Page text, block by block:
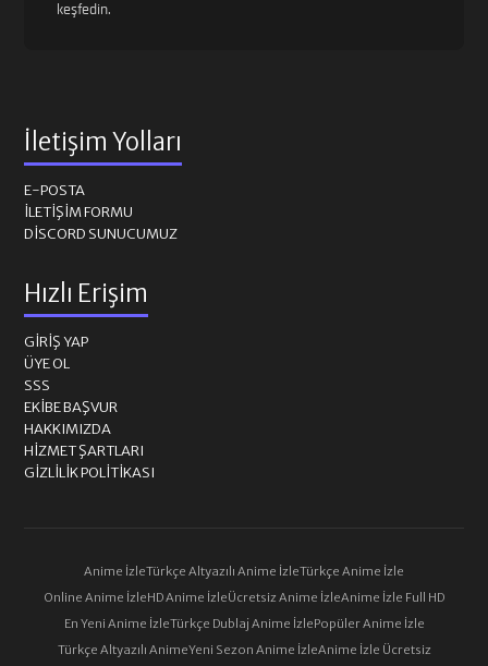
keşfedin.
İletişim Yolları
E-POSTA
İLETIŞIM FORMU
DISCORD SUNUCUMUZ
Hızlı Erişim
GIRIŞ YAP
ÜYE OL
SSS
EKIBE BAŞVUR
HAKKIMIZDA
HIZMET ŞARTLARI
GIZLILIK POLITIKASI
Anime İzleTürkçe Altyazılı Anime İzleTürkçe Anime İzle
Online Anime İzleHD Anime İzleÜcretsiz Anime İzleAnime İzle Full HD
En Yeni Anime İzleTürkçe Dublaj Anime İzlePopüler Anime İzle
Türkçe Altyazılı AnimeYeni Sezon Anime İzleAnime İzle Ücretsiz